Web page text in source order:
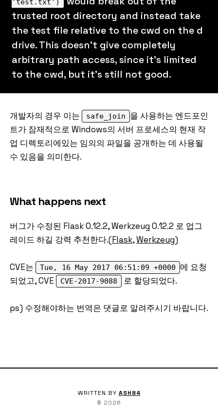
'test.txt')
trusted root directory and instead take
the test file relative to the cwd on the d
drive. This doesn't give completely
arbitrary path access, since it's limited
to the cwd, but it's still not good.
개발자의 경우 이는 safe_join
을 사용하는 엔드포인
트가 잠재적으로 Windows의 서버 프로세스의 현재 작
업 디렉토리에있는 임의의 파일을 공개하는 데 사용될
수 있음을 의미한다.
What happens next
버그가 수정된 Flask 0.12.2, Werkzeug 0.12.2 로 업그
레이드 하길 강력 추천한다.(Flask,Werkzeug)
CVE는 Tue, 16 May 2017 06:51:09 +0000
에 요청
되었고, CVE
CVE-2017-9088 로 할당되었다.
ps) 수정해야하는 번역은 댓글로 알려주시기 바랍니다.
WRITTEN BY ASH84
© 2026